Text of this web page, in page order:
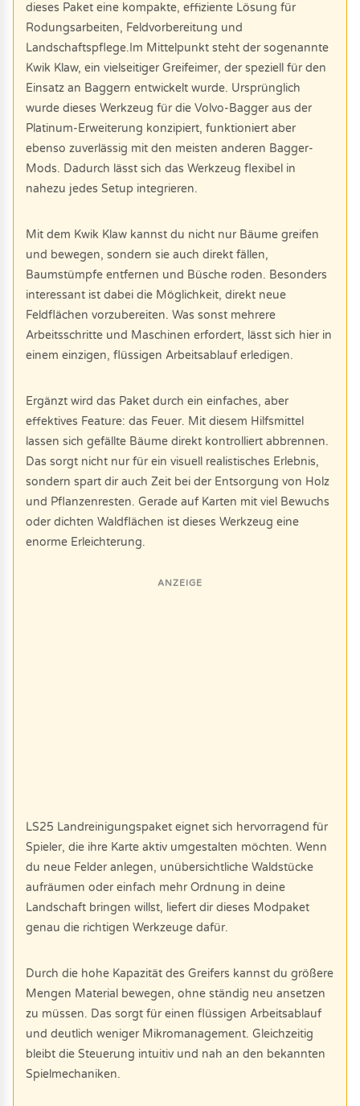
dieses Paket eine kompakte, effiziente Lösung für
Rodungsarbeiten, Feldvorbereitung und
Landschaftspflege.Im Mittelpunkt steht der sogenannte
Kwik Klaw, ein vielseitiger Greifeimer, der speziell für den
Einsatz an Baggern entwickelt wurde. Ursprünglich
wurde dieses Werkzeug für die Volvo-Bagger aus der
Platinum-Erweiterung konzipiert, funktioniert aber
ebenso zuverlässig mit den meisten anderen Bagger-
Mods. Dadurch lässt sich das Werkzeug flexibel in
nahezu jedes Setup integrieren.
Mit dem Kwik Klaw kannst du nicht nur Bäume greifen
und bewegen, sondern sie auch direkt fällen,
Baumstümpfe entfernen und Büsche roden. Besonders
interessant ist dabei die Möglichkeit, direkt neue
Feldflächen vorzubereiten. Was sonst mehrere
Arbeitsschritte und Maschinen erfordert, lässt sich hier in
einem einzigen, flüssigen Arbeitsablauf erledigen.
Ergänzt wird das Paket durch ein einfaches, aber
effektives Feature: das Feuer. Mit diesem Hilfsmittel
lassen sich gefällte Bäume direkt kontrolliert abbrennen.
Das sorgt nicht nur für ein visuell realistisches Erlebnis,
sondern spart dir auch Zeit bei der Entsorgung von Holz
und Pflanzenresten. Gerade auf Karten mit viel Bewuchs
oder dichten Waldflächen ist dieses Werkzeug eine
enorme Erleichterung.
ANZEIGE
LS25 Landreinigungspaket eignet sich hervorragend für
Spieler, die ihre Karte aktiv umgestalten möchten. Wenn
du neue Felder anlegen, unübersichtliche Waldstücke
aufräumen oder einfach mehr Ordnung in deine
Landschaft bringen willst, liefert dir dieses Modpaket
genau die richtigen Werkzeuge dafür.
Durch die hohe Kapazität des Greifers kannst du größere
Mengen Material bewegen, ohne ständig neu ansetzen
zu müssen. Das sorgt für einen flüssigen Arbeitsablauf
und deutlich weniger Mikromanagement. Gleichzeitig
bleibt die Steuerung intuitiv und nah an den bekannten
Spielmechaniken.